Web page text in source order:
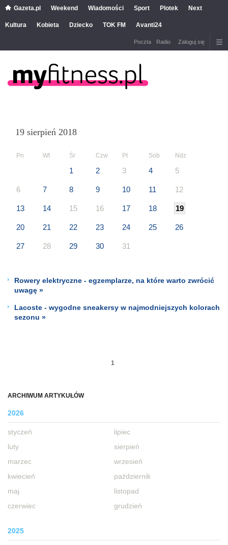
Gazeta.pl Weekend Wiadomości Sport Plotek Next
Kultura Kobieta Dziecko TOK FM Avanti24
Poczta Radio Zaloguj się
ARCHIWUM ARTYKUŁÓW
2026
styczeń
luty
marzec
kwiecień
maj
czerwiec
lipiec
sierpień
wrzesień
październik
listopad
grudzień
2025
19 sierpień 2018
Pn Wt Śr Czw Pt Sob Ndz
1 2 3 4 5
6 7 8 9 10 11 12
13 14 15 16 17 18 19
20 21 22 23 24 25 26
27 28 29 30 31
Rowery elektryczne - egzemplarze, na które warto zwrócić
uwagę »
Lacoste - wygodne sneakersy w najmodniejszych kolorach
sezonu »
1